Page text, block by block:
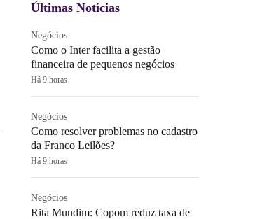
Últimas Notícias
Negócios
Como o Inter facilita a gestão
financeira de pequenos negócios
Há 9 horas
Negócios
Como resolver problemas no cadastro
da Franco Leilões?
Há 9 horas
Negócios
Rita Mundim: Copom reduz taxa de